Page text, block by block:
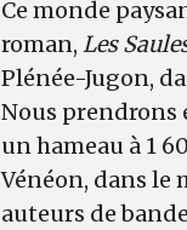
Ce monde
roman, Les
Plénée-Jugon,
Nous prendrons
un hameau à 1
Vénéon, dans le
auteurs de